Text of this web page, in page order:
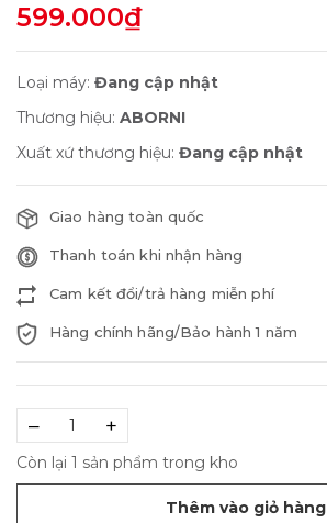
599.000₫
Loại máy: Đang cập nhật
Thương hiệu: ABORNI
Xuất xứ thương hiệu: Đang cập nhật
Giao hàng toàn quốc
Thanh toán khi nhận hàng
Cam kết đổi/trả hàng miễn phí
Hàng chính hãng/Bảo hành 1 năm
– +
Còn lại 1 sản phẩm trong kho
Thêm vào giỏ hàng